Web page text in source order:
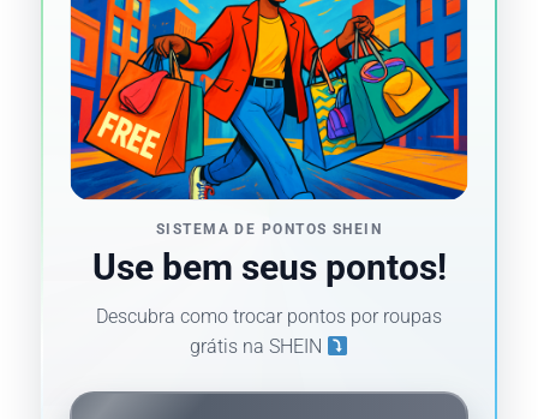
SISTEMA DE PONTOS SHEIN
Use bem seus pontos!
Descubra como trocar pontos por roupas
grátis na SHEIN